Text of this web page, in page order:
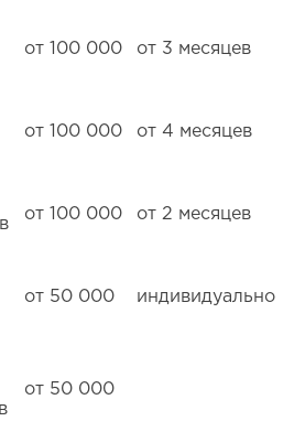
от 100 000 от 3 месяцев
от 100 000 от 4 месяцев
от 100 000 от 2 месяцев
от 50 000 индивидуально
от 50 000